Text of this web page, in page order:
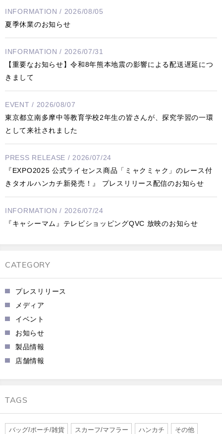
INFORMATION / 2026/08/05
夏季休業のお知らせ
INFORMATION / 2026/07/31
【重要なお知らせ】令和8年熊本地震の影響による配送遅延につ
きまして
EVENT / 2026/08/07
東京都立南多摩中等教育学校2年生の皆さんが、探究学習の一環
として来社されました
PRESS RELEASE / 2026/07/24
『EXPO2025 公式ライセンス商品「ミャクミャク」のレース付
きタオルハンカチ新発売！』 プレスリリース配信のお知らせ
INFORMATION / 2026/07/24
『キャシーマム』テレビショッピングQVC 放映のお知らせ
CATEGORY
プレスリリース
メディア
イベント
お知らせ
製品情報
店舗情報
TAGS
バッグ/ポーチ/雑貨 スカーフ/マフラー ハンカチ その他